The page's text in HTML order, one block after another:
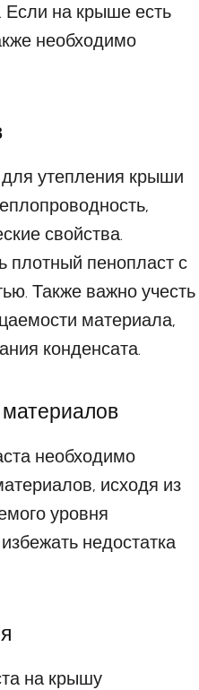
на крыше есть
необходимо
утепления крыши
свойства.
плотный пенопласт с
Также важно учесть
материала,
конденсата.
материалов
необходимо
исходя из
уровня
недостатка
на крышу